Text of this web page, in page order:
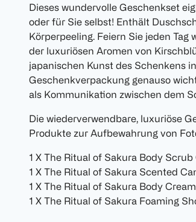
Dieses wundervolle Geschenkset
oder für Sie selbst! Enthält
Körperpeeling. Feiern Sie jeden
der luxuriösen Aromen von
japanischen Kunst des Schenkens
Geschenkverpackung genauso
als Kommunikation zwischen dem
Die wiederverwendbare, luxuriöse
Produkte zur Aufbewahrung von
1 X The Ritual of Sakura Body
1 X The Ritual of Sakura Scented
1 X The Ritual of Sakura Body
1 X The Ritual of Sakura Foaming